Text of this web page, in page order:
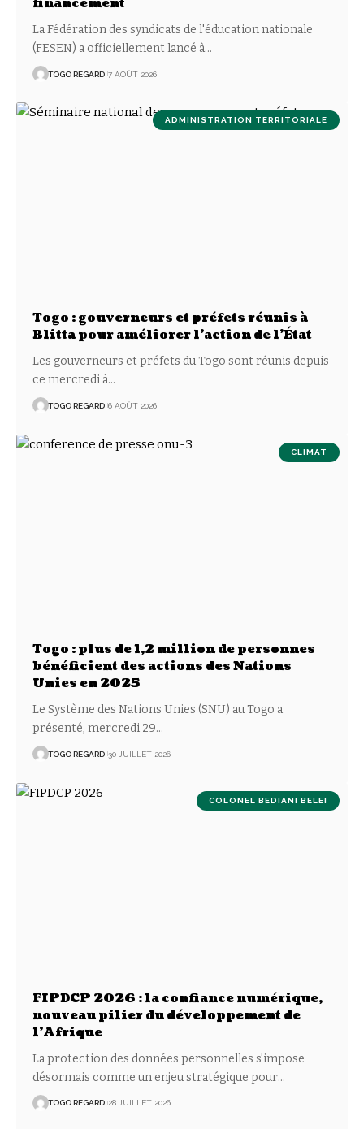
financement
La Fédération des syndicats de l'éducation nationale
(FESEN) a officiellement lancé à…
TOGO REGARD 7 AOÛT 2026
ADMINISTRATION TERRITORIALE
Togo : gouverneurs et préfets réunis à
Blitta pour améliorer l’action de l’État
Les gouverneurs et préfets du Togo sont réunis depuis
ce mercredi à…
TOGO REGARD 6 AOÛT 2026
CLIMAT
Togo : plus de 1,2 million de personnes
bénéficient des actions des Nations
Unies en 2025
Le Système des Nations Unies (SNU) au Togo a
présenté, mercredi 29…
TOGO REGARD 30 JUILLET 2026
COLONEL BEDIANI BELEI
FIPDCP 2026 : la confiance numérique,
nouveau pilier du développement de
l’Afrique
La protection des données personnelles s'impose
désormais comme un enjeu stratégique pour…
TOGO REGARD 28 JUILLET 2026